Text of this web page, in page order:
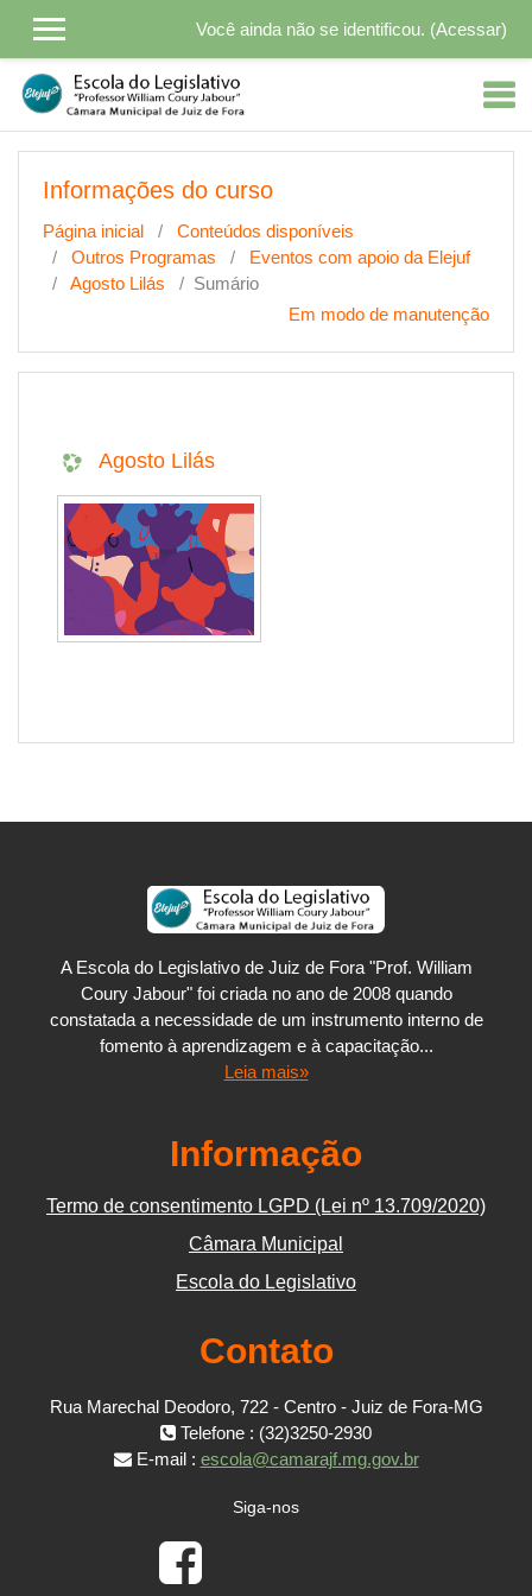
Você ainda não se identificou. (Acessar)
Informações do curso
Página inicial
Conteúdos disponíveis
Outros Programas
Eventos com apoio da Elejuf
Agosto Lilás
Sumário
Em modo de manutenção
Agosto Lilás
A Escola do Legislativo de Juiz de Fora "Prof. William
Coury Jabour" foi criada no ano de 2008 quando
constatada a necessidade de um instrumento interno de
fomento à aprendizagem e à capacitação...
Leia mais»
Informação
Termo de consentimento LGPD (Lei nº 13.709/2020)
Câmara Municipal
Escola do Legislativo
Contato
Rua Marechal Deodoro, 722 - Centro - Juiz de Fora-MG
Telefone : (32)3250-2930
E-mail : escola@camarajf.mg.gov.br
Siga-nos